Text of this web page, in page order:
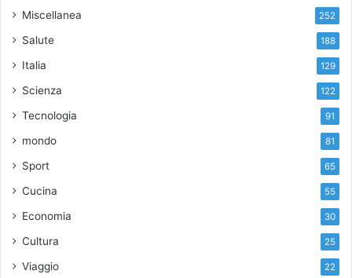
Miscellanea 252
Salute 188
Italia 129
Scienza 122
Tecnologia 91
mondo 81
Sport 65
Cucina 55
Economia 30
Cultura 25
Viaggio 22